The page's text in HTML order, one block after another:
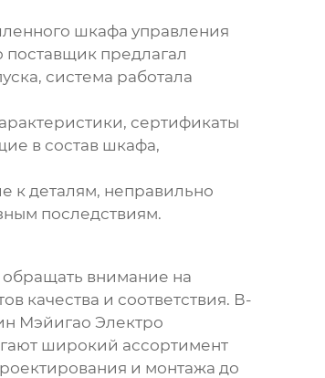
шкафа управления
поставщик предлагал
система работала
сертификаты
в состав шкафа,
к деталям, неправильно
последствиям.
внимание на
качества и соответствия. В-
Мэйигао Электро
широкий ассортимент
и монтажа до